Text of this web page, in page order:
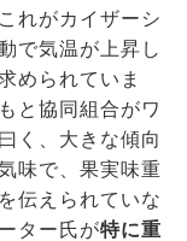
れがカイザーシ
で気温が上昇し
められていま
と協同組合がワ
く、大きな傾向
味で、果実味重
伝えられていな
ター氏が特に重